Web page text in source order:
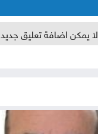
لا يمكن اضافة تعليق جديد